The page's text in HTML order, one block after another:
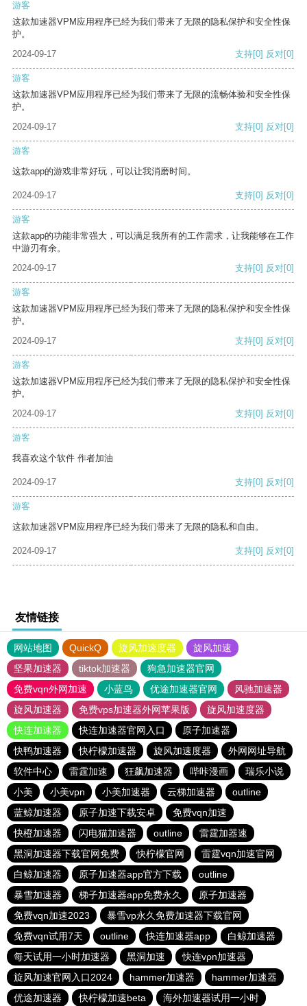
游客
这款加速器VPM应用程序已经为我们带来了无限的隐私保护和安全性保
护。
2024-09-17
支持[0] 反对[0]
游客
这款加速器VPM应用程序已经为我们带来了无限的流畅体验和安全性保
护。
2024-09-17
支持[0] 反对[0]
游客
这款app的游戏非常好玩，可以让我消磨时间。
2024-09-17 支持[0] 反对[0]
游客
这款app的功能非常强大，可以满足我所有的工作需求，让我能够在工作
中游刃有余。
2024-09-17
支持[0] 反对[0]
游客
这款加速器VPM应用程序已经为我们带来了无限的隐私保护和安全性保
护。
2024-09-17
支持[0] 反对[0]
游客
这款加速器VPM应用程序已经为我们带来了无限的隐私保护和安全性保
护。
2024-09-17
支持[0] 反对[0]
游客
我喜欢这个软件 作者加油
2024-09-17 支持[0] 反对[0]
游客
这款加速器VPM应用程序已经为我们带来了无限的隐私和自由。
2024-09-17 支持[0] 反对[0]
友情链接
网站地图 QuickQ 旋风加速度器
旋风加速
坚果加速器
tiktok加速器
狗急加速器官网
免费vqn外网加速
小蓝鸟 优途加速器官网
风驰加速器
旋风加速器
免费vps加速器外网苹果版
旋风加速度器
快连加速器
快连加速器官网入口
原子加速器
快鸭加速器
快柠檬加速器 旋风加速度器
外网网址导航
软件中心
雷霆加速 狂飙加速器 哔咔漫画
瑞乐小说
小美
小美vpn 小美加速器 云梯加速器
outline
蓝鲸加速器
原子加速下载安卓
免费vqn加速
快橙加速器
闪电猫加速器 outline
雷霆加器速
黑洞加速器下载官网免费
快柠檬官网
雷霆vqn加速官网
白鲸加速器
原子加速器app官方下载
outline
暴雪加速器
梯子加速器app免费永久
原子加速器
免费vqn加速2023
暴雪vp永久免费加速器下载官网
免费vqn试用7天
outline 快连加速器app
白鲸加速器
每天试用一小时加速器
黑洞加速
快连vρn加速器
旋风加速官网入口2024
hammer加速器
hammer加速器
优途加速器
快柠檬加速beta 海外加速器试用一小时